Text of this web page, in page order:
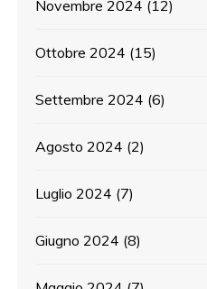
Novembre 2024 (12)
Ottobre 2024 (15)
Settembre 2024 (6)
Agosto 2024 (2)
Luglio 2024 (7)
Giugno 2024 (8)